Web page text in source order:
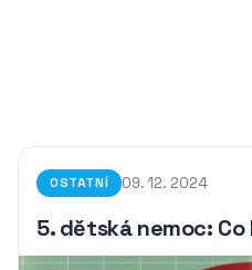
OSTATNÍ 09. 12. 2024
5. dětská nemoc: